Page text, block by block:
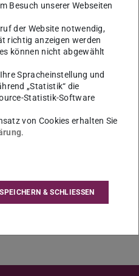
Daniela Gatto von ihrer
Dr. Britta Hufeisen über
Besuch unserer Webseiten
der Website notwendig,
richtig anzeigen werden
können nicht abgewählt
Spracheinstellung und
„Statistik“ die
Statistik-Software
von Cookies erhalten Sie
.
SPEICHERN & SCHLIESSEN